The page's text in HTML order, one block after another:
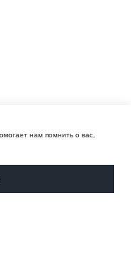
нам помнить о вас,